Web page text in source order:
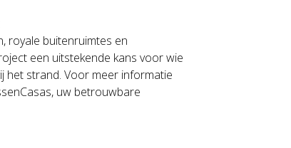
royale buitenruimtes en
een uitstekende kans voor wie
het strand. Voor meer informatie
uw betrouwbare